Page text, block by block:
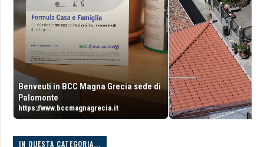
Benveuti in BCC Magna Grecia sede di
Palomonte
https://www.bccmagnagrecia.it
IN QUESTA CATEGORIA...